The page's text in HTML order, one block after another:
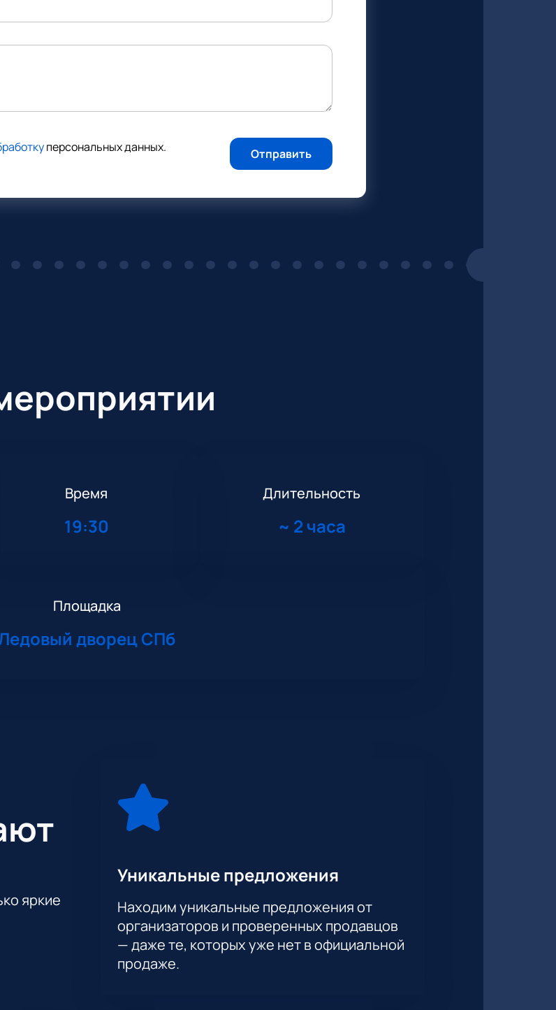
персональных данных. Отправить
Время
19:30
Длительность
~ 2 часа
Площадка
дворец СПб
яркие
Уникальные предложения
Находим уникальные предложения от
организаторов и проверенных продавцов
— даже те, которых уже нет в официальной
продаже.